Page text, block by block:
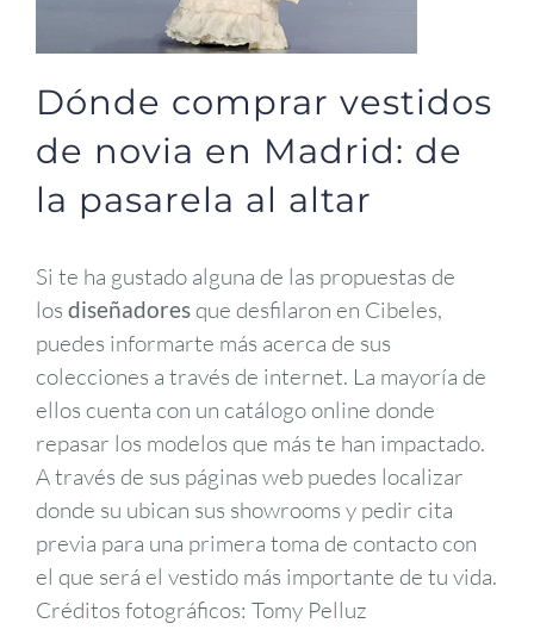
Dónde comprar vestidos
de novia en Madrid: de
la pasarela al altar
Si te ha gustado alguna de las propuestas de
los diseñadoresque desfilaron en Cibeles,
puedes informarte más acerca de sus
colecciones a través de internet. La mayoría de
ellos cuenta con un catálogo online donde
repasar los modelos que más te han impactado.
A través de sus páginas web puedes localizar
donde su ubican sus showrooms y pedir cita
previa para una primera toma de contacto con
el que será el vestido más importante de tu vida.
Créditos fotográficos: Tomy Pelluz